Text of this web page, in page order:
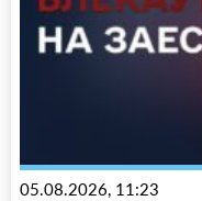
05.08.2026, 11:23